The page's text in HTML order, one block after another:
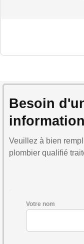
Besoin
Veuillez à bien
plombier qualifié
Votre nom